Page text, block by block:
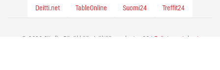
Deitti.net TableOnline Suomi24 Treffit24